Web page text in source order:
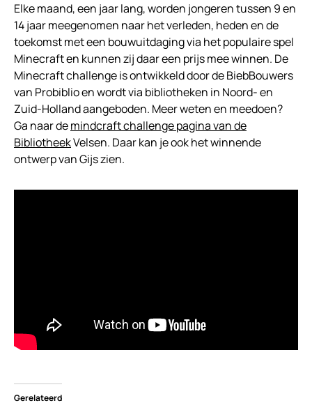
Elke maand, een jaar lang, worden jongeren tussen 9 en
14 jaar meegenomen naar het verleden, heden en de
toekomst met een bouwuitdaging via het populaire spel
Minecraft en kunnen zij daar een prijs mee winnen. De
Minecraft challenge is ontwikkeld door de BiebBouwers
van Probiblio en wordt via bibliotheken in Noord- en
Zuid-Holland aangeboden. Meer weten en meedoen?
Ga naar demindcraft challenge pagina van de
BibliotheekVelsen. Daar kan je ook het winnende
ontwerp van Gijs zien.
Gerelateerd